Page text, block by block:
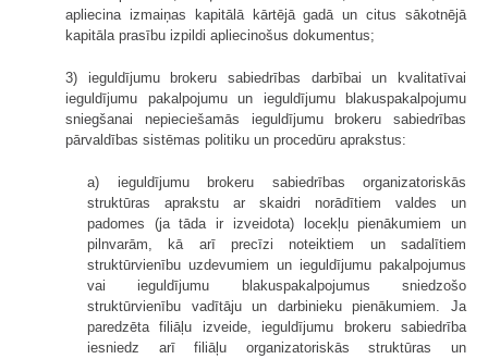
apliecina izmaiņas kapitālā kārtējā gadā un citus sākotnējā
kapitāla prasību izpildi apliecinošus dokumentus;
3) ieguldījumu brokeru sabiedrības darbībai un kvalitatīvai
ieguldījumu pakalpojumu un ieguldījumu blakuspakalpojumu
sniegšanai nepieciešamās ieguldījumu brokeru sabiedrības
pārvaldības sistēmas politiku un procedūru aprakstus:
a) ieguldījumu brokeru sabiedrības organizatoriskās
struktūras aprakstu ar skaidri norādītiem valdes un
padomes (ja tāda ir izveidota) locekļu pienākumiem un
pilnvarām, kā arī precīzi noteiktiem un sadalītiem
struktūrvienību uzdevumiem un ieguldījumu pakalpojumus
vai ieguldījumu blakuspakalpojumus sniedzošo
struktūrvienību vadītāju un darbinieku pienākumiem. Ja
paredzēta filiāļu izveide, ieguldījumu brokeru sabiedrība
iesniedz arī filiāļu organizatoriskās struktūras un